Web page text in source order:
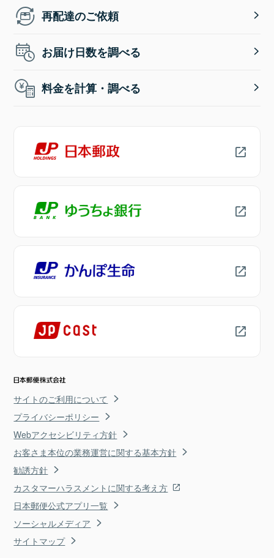
再配達のご依頼
お届け日数を調べる
料金を計算・調べる
サイトのご利用について
プライバシーポリシー
Webアクセシビリティ方針
お客さま本位の業務運営に関する基本方針
勧誘方針
カスタマーハラスメントに関する考え方
日本郵便公式アプリ一覧
ソーシャルメディア
サイトマップ